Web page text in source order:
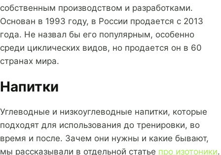
собственным производством и разработками.
Основан в 1993 году, в России продается с 2013
года. Не назвал бы его популярным, особенно
среди циклических видов, но продается он в 60
странах мира.
Напитки
Углеводные и низкоуглеводные напитки, которые
подходят для использования до тренировки, во
время и после. Зачем они нужны и какие бывают,
мы рассказывали в отдельной статье про изотоники.